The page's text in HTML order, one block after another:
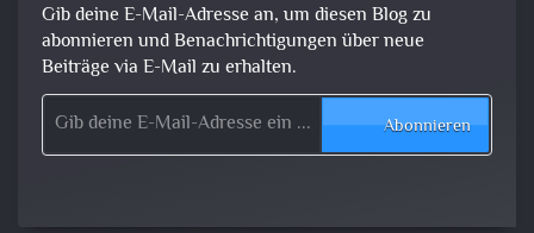
Gib deine E-Mail-Adresse an, um diesen Blog zu
abonnieren und Benachrichtigungen über neue
Beiträge via E-Mail zu erhalten.
Gib deine E-Mail-Adresse ein ...
Abonnieren